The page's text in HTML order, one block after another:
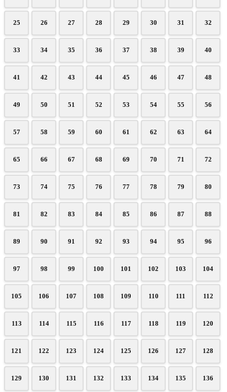
25 26 27 28 29 30 31 32
33 34 35 36 37 38 39 40
41 42 43 44 45 46 47 48
49 50 51 52 53 54 55 56
57 58 59 60 61 62 63 64
65 66 67 68 69 70 71 72
73 74 75 76 77 78 79 80
81 82 83 84 85 86 87 88
89 90 91 92 93 94 95 96
97 98 99 100 101 102 103 104
105 106 107 108 109 110 111 112
113 114 115 116 117 118 119 120
121 122 123 124 125 126 127 128
129 130 131 132 133 134 135 136